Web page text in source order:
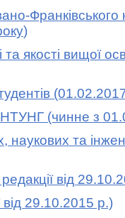
Франківського
)
якості вищої
(чинне з
та
від
29.10.2015 р.)